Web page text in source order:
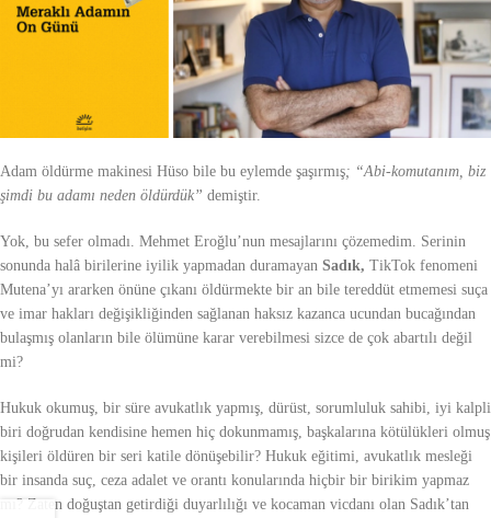
Adam öldürme makinesi Hüso bile bu eylemde şaşırmış; “Abi-komutanım, biz
şimdi bu adamı neden öldürdük” demiştir.
Yok, bu sefer olmadı. Mehmet Eroğlu’nun mesajlarını çözemedim. Serinin
sonunda halâ birilerine iyilik yapmadan duramayan Sadık, TikTok fenomeni
Mutena’yı ararken önüne çıkanı öldürmekte bir an bile tereddüt etmemesi suça
ve imar hakları değişikliğinden sağlanan haksız kazanca ucundan bucağından
bulaşmış olanların bile ölümüne karar verebilmesi sizce de çok abartılı değil
mi?
Hukuk okumuş, bir süre avukatlık yapmış, dürüst, sorumluluk sahibi, iyi kalpli
biri doğrudan kendisine hemen hiç dokunmamış, başkalarına kötülükleri olmuş
kişileri öldüren bir seri katile dönüşebilir? Hukuk eğitimi, avukatlık mesleği
bir insanda suç, ceza adalet ve orantı konularında hiçbir bir birikim yapmaz
mı? Zaten doğuştan getirdiği duyarlılığı ve kocaman vicdanı olan Sadık’tan